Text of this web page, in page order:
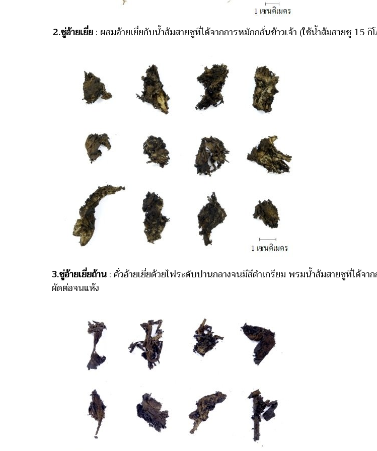
2.ชู่อ้ายเยี่ย: ผสมอ้ายเยี่ยกับน้ำส้มสายชูที่ได้จากการหมักกลั่นข้าวเจ้า (ใช้น้ำส้มสายชู 15
3.ชู่อ้ายเยี่ยถ้าน: คั่วอ้ายเยี่ยด้วยไฟระดับปานกลางจนมีสีดำเกรียม พรมน้ำส้มสายชูที่ได้จ
ผัดต่อจนแห้ง